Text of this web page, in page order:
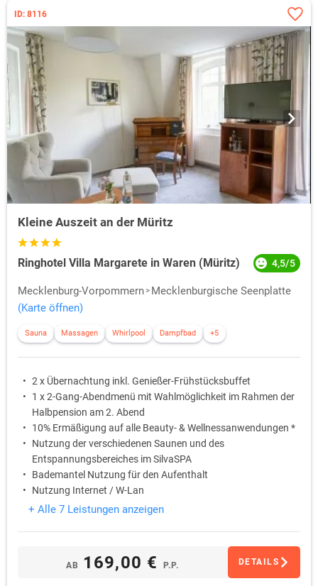
ID: 8116
Kleine Auszeit an der Müritz
Ringhotel Villa Margarete in Waren (Müritz) 4,5/5
Mecklenburg-Vorpommern
Mecklenburgische Seenplatte
(Karte öffnen)
Sauna Massagen Whirlpool Dampfbad +5
2 x Übernachtung inkl. Genießer-Frühstücksbuffet
1 x 2-Gang-Abendmenü mit Wahlmöglichkeit im Rahmen der
Halbpension am 2. Abend
10% Ermäßigung auf alle Beauty- & Wellnessanwendungen *
Nutzung der verschiedenen Saunen und des
Entspannungsbereiches im SilvaSPA
Bademantel Nutzung für den Aufenthalt
Nutzung Internet / W-Lan
+ Alle 7 Leistungen anzeigen
AB 169,00 € P.P. DETAILS